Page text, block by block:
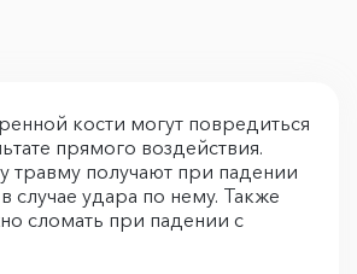
кости могут повредиться
прямого воздействия.
травму получают при падении
случае удара по нему. Также
сломать при падении с